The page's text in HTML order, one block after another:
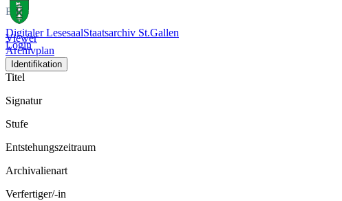
Digitaler LesesaalStaatsarchiv St.Gallen
Login
Bild
Viewer
Archivplan
Identifikation
Titel
Signatur
Stufe
Entstehungszeitraum
Archivalienart
Verfertiger/-in